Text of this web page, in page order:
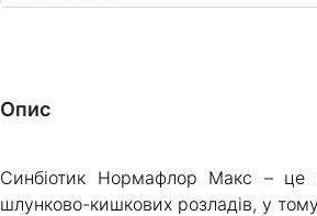
Опис
Синбіотик Нормафлор Макс – це
шлунково-кишкових розладів, у